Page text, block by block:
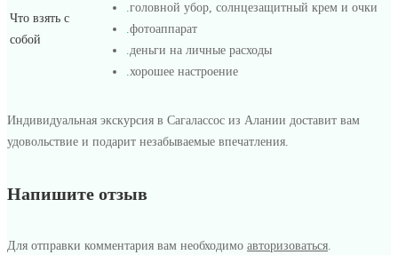
Что взять с
собой
.головной убор, солнцезащитный крем и очки
.фотоаппарат
.деньги на личные расходы
.хорошее настроение
Индивидуальная экскурсия в Сагалассос из Алании доставит вам
удовольствие и подарит незабываемые впечатления.
Напишите отзыв
Для отправки комментария вам необходимо авторизоваться.